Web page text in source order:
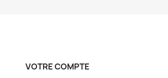
VOTRE COMPTE